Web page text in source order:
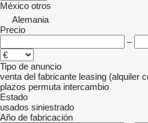
México otros
Alemania
Precio
–
Tipo de anuncio
venta del fabricante leasing (alquiler
plazos permuta intercambio
Estado
usados siniestrado
Año de fabricación